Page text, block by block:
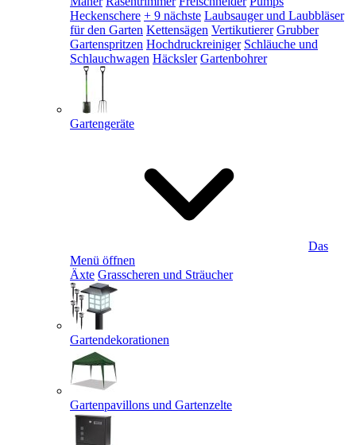
Heckenschere + 9 nächste Laubsauger und Laubbläser
für den Garten Kettensägen Vertikutierer Grubber
Gartenspritzen Hochdruckreiniger Schläuche und
Schlauchwagen Häcksler Gartenbohrer
Gartengeräte
Das
Menü öffnen
Äxte Grasscheren und Sträucher
Gartendekorationen
Gartenpavillons und Gartenzelte